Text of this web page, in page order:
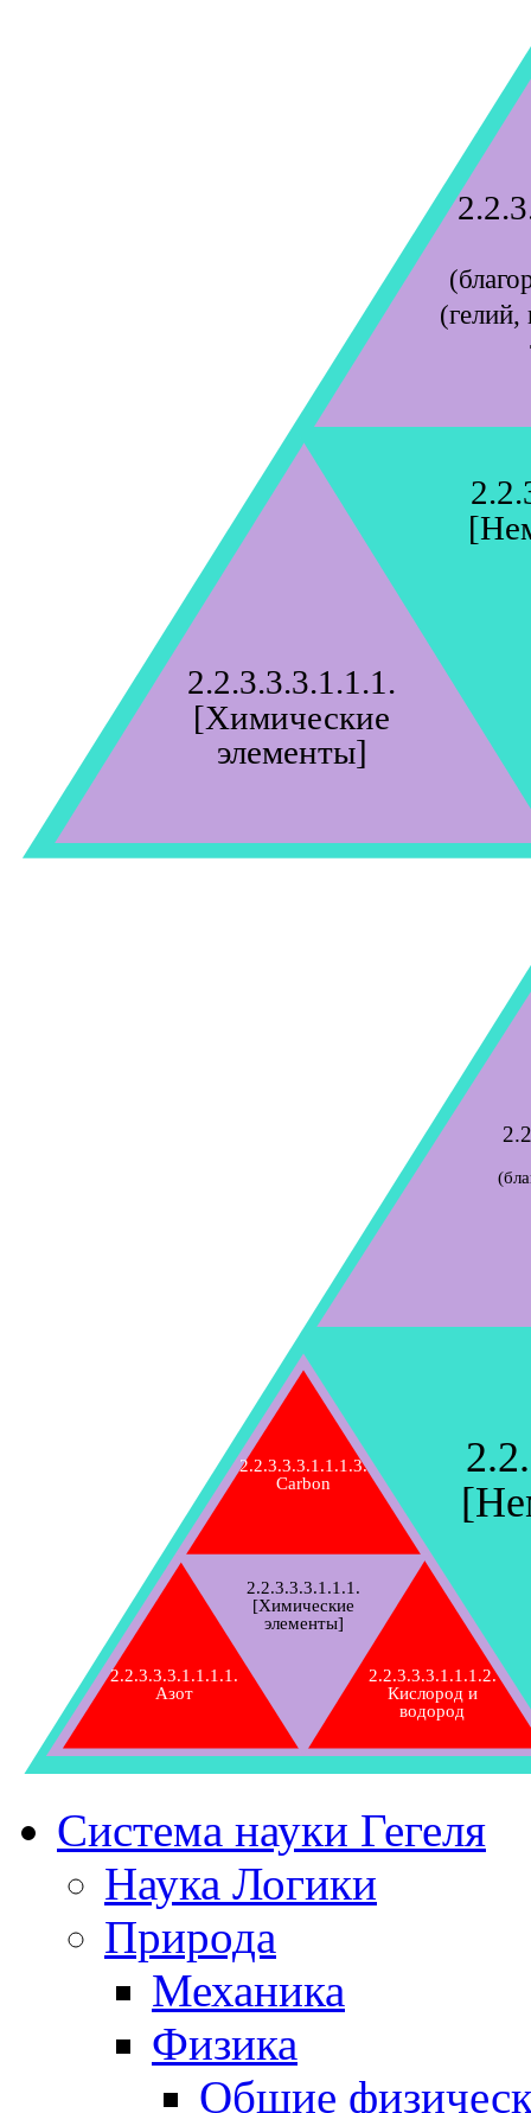
2.2.3.3.3.1.1.1.
[Химические
элементы]
(гелий,
2.2.3.3.3.1.1.1.
[Химические
элементы]
2.2.3.3.3.1.1.1.1.
Азот
2.2.3.3.3.1.1.1.2.
Кислород и
водород
2.2.3.3.3.1.1.1.3.
Carbon
Система науки Гегеля
Наука Логики
Природа
Механика
Физика
Общие